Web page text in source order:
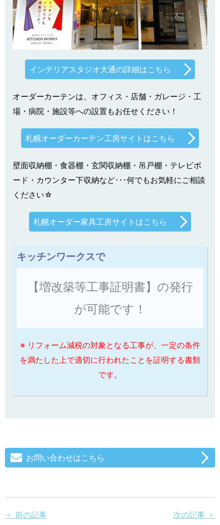
インテリアスタジオ大通の詳細はこちら
オーダーカーテンは、オフィス・店舗・ガレージ・工
場・病院・施設等への設置もお任せください！
札幌オーダーカーテン工房サイトはこちら
壁面収納棚・食器棚・玄関収納棚・吊戸棚・テレビボ
ード・カウンター下収納など･･･何でもお気軽にご相談
ください☆
札幌オーダー家具工房サイトはこちら
キッチンワークスで
【増改築等工事証明書】の発行
が可能です！
※ リフォーム減税の対象となる工事が、一定の条件
を満たした上で適切に行われたことを証明する書類
です。
お問い合わせはこちら
＜ 前の記事 次の記事 ＞